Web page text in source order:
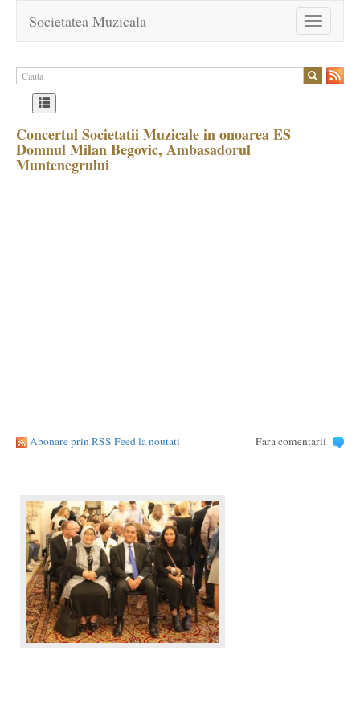
Toggle
navigation
Societatea Muzicala
Concertul Societatii Muzicale in onoarea ES
Domnul Milan Begovic, Ambasadorul
Muntenegrului
Abonare prin RSS Feed la noutati Fara comentarii